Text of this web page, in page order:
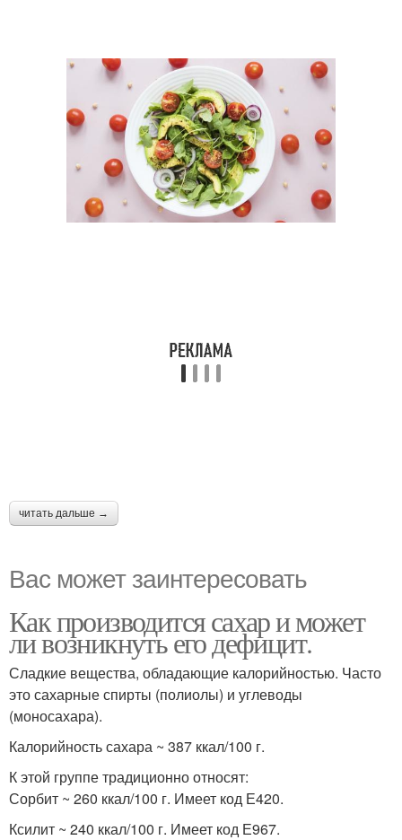
читать дальше →
Вас может заинтересовать
Как производится сахар и может
ли возникнуть его дефицит.
Сладкие вещества, обладающие калорийностью. Часто
это сахарные спирты (полиолы) и углеводы
(моносахара).
Калорийность сахара ~ 387 ккал/100 г.
К этой группе традиционно относят:
Сорбит ~ 260 ккал/100 г. Имеет код Е420.
Ксилит ~ 240 ккал/100 г. Имеет код Е967.